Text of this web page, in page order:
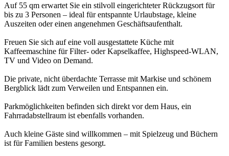
Auf 55 qm erwartet Sie ein stilvoll eingerichteter Rückzugsort für
bis zu 3 Personen – ideal für entspannte Urlaubstage, kleine
Auszeiten oder einen angenehmen Geschäftsaufenthalt.
Freuen Sie sich auf eine voll ausgestattete Küche mit
Kaffeemaschine für Filter- oder Kapselkaffee, Highspeed-WLAN,
TV und Video on Demand.
Die private, nicht überdachte Terrasse mit Markise und schönem
Bergblick lädt zum Verweilen und Entspannen ein.
Parkmöglichkeiten befinden sich direkt vor dem Haus, ein
Fahrradabstellraum ist ebenfalls vorhanden.
Auch kleine Gäste sind willkommen – mit Spielzeug und Büchern
ist für Familien bestens gesorgt.